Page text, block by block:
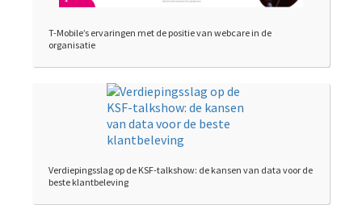
T-Mobile’s ervaringen met de positie van webcare in de
organisatie
Verdiepingsslag op de KSF-talkshow: de kansen van data voor de
beste klantbeleving